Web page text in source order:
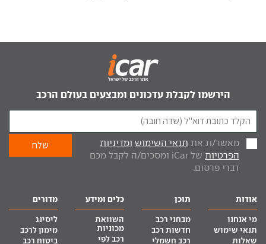
הירשמו לקבלת עדכונים ומבצעים בעולם הרכב
מאשר/ת את תנאי השימוש ומדיניות
הפרטיות
של iCar ומסכים/ה לקבל מכם
דברי פרסום.
אודות
מי אנחנו
תנאי שימוש
שאלות
תוכן
מבחני רכב
חדשות רכב
רכב חשמלי
כלים ומידע
השוואת
מכוניות
רכב לפי
מדורים
ליסינג
מימון לרכב
ביטוח רכב